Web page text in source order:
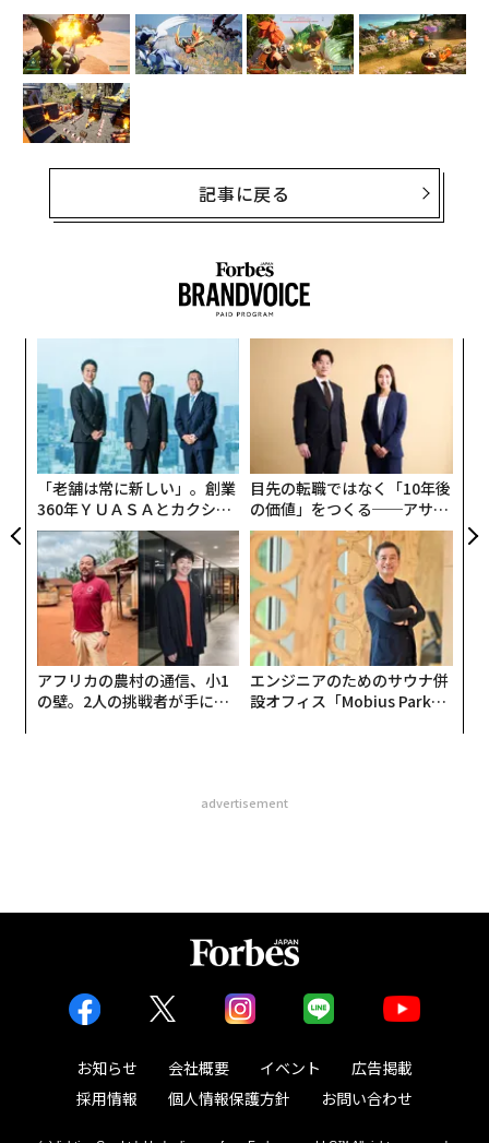
記事に戻る
「老舗は常に新しい」。創業
360年ＹＵＡＳＡとカクシン
CEO田尻望が語る、AIを超え
る人の価値
目先の転職ではなく「10年後
の価値」をつくる──アサイ
ンの長期伴走型支援とは
アフリカの農村の通信、小1
の壁。2人の挑戦者が手にし
エンジニアのためのサウナ併
設オフィス「Mobius Park」
advertisement
お知らせ 会社概要 イベント
広告掲載
採用情報
個人情報保護方針 お問い合わせ